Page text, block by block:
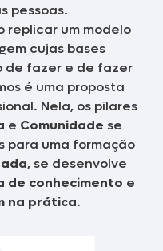
pessoas.
replicar um modelo
cujas bases
de fazer e de fazer
é uma proposta
Nela, os pilares
e Comunidade se
para uma formação
, se desenvolve
de conhecimento e
na prática.